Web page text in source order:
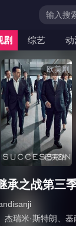
剧 综艺 动
欧美剧
已完结
承之战第三
杰瑞米·斯特朗 基